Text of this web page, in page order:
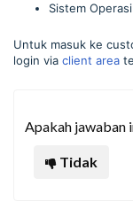
Sistem
Untuk masuk ke
login via client area
Apakah jawaban
Tidak